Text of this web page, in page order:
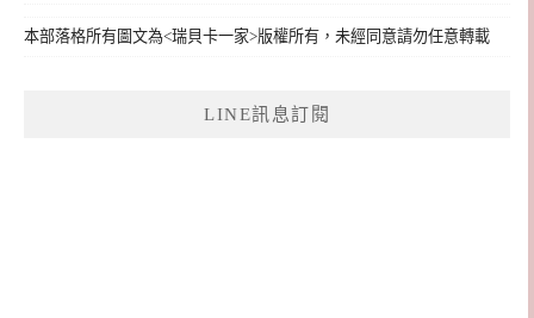
本部落格所有圖文為<瑞貝卡一家>版權所有，未經同意請勿任意轉載
LINE訊息訂閱